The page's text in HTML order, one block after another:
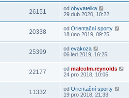
26151 od obyvatelka
29 dub 2020, 10:22
20338 od Orientační sporty
18 úno 2019, 09:25
25399 od evakoza
06 led 2019, 16:25
22177 od malcolm.reynolds
24 pro 2018, 10:05
11332 od Orientační sporty
19 pro 2018, 21:33